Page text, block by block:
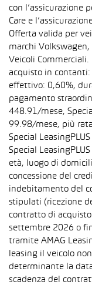
con l’assicurazione
Care e
Offerta valida per
marchi Volkswagen,
Veicoli
acquisto in contanti:
effettivo: 0,60%,
pagamento
448.91/mese,
99.98/mese, più
Special
Special
età, luogo di
concessione del
indebitamento del
stipulati (ricezione
contratto di
settembre 2026 o
tramite AMAG
leasing il veicolo
determinante la
scadenza del